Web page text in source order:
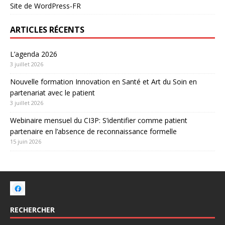
Site de WordPress-FR
ARTICLES RÉCENTS
L’agenda 2026
3 juillet 2026
Nouvelle formation Innovation en Santé et Art du Soin en
partenariat avec le patient
3 juillet 2026
Webinaire mensuel du CI3P: S’identifier comme patient
partenaire en l’absence de reconnaissance formelle
15 juin 2026
RECHERCHER